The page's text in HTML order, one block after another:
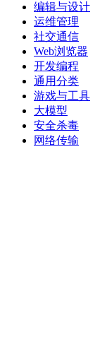
编辑与设计
运维管理
社交通信
Web浏览器
开发编程
通用分类
游戏与工具
大模型
安全杀毒
网络传输